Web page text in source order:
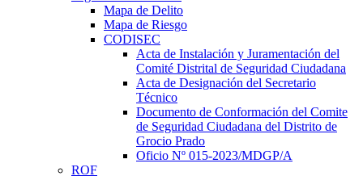
Mapa de Delito
Mapa de Riesgo
CODISEC
Acta de Instalación y Juramentación del
Comité Distrital de Seguridad Ciudadana
Acta de Designación del Secretario
Técnico
Documento de Conformación del Comite
de Seguridad Ciudadana del Distrito de
Grocio Prado
Oficio Nº 015-2023/MDGP/A
ROF